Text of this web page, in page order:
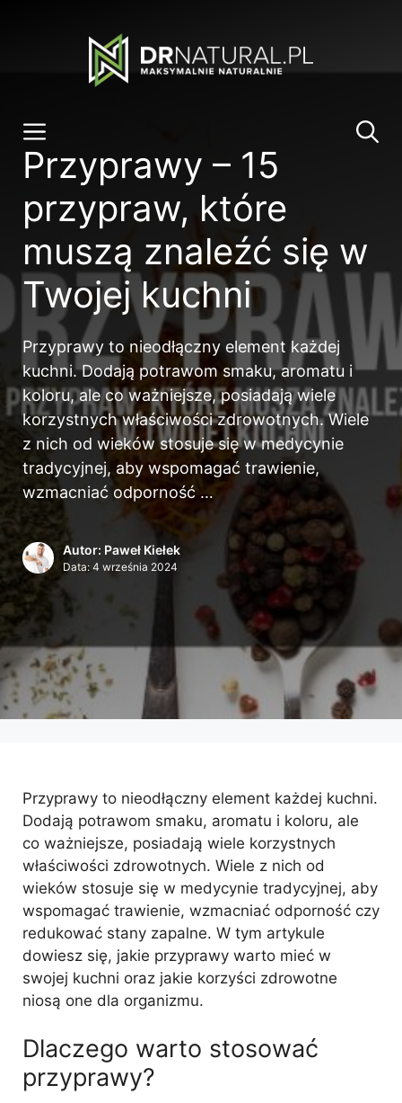
Menu
Przyprawy – 15
przypraw, które
muszą znaleźć się w
Twojej kuchni
Przyprawy to nieodłączny element każdej
kuchni. Dodają potrawom smaku, aromatu i
koloru, ale co ważniejsze, posiadają wiele
korzystnych właściwości zdrowotnych. Wiele
z nich od wieków stosuje się w medycynie
tradycyjnej, aby wspomagać trawienie,
wzmacniać odporność …
Autor: Paweł Kiełek
Data: 4 września 2024
Przyprawy to nieodłączny element każdej kuchni.
Dodają potrawom smaku, aromatu i koloru, ale
co ważniejsze, posiadają wiele korzystnych
właściwości zdrowotnych. Wiele z nich od
wieków stosuje się w medycynie tradycyjnej, aby
wspomagać trawienie, wzmacniać odporność czy
redukować stany zapalne. W tym artykule
dowiesz się, jakie przyprawy warto mieć w
swojej kuchni oraz jakie korzyści zdrowotne
niosą one dla organizmu.
Dlaczego warto stosować
przyprawy?